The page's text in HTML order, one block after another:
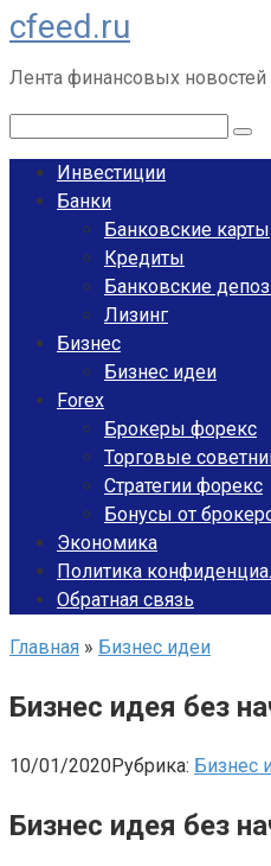
Перейти
к
контенту
cfeed.ru
Лента финансовых новостей
Инвестиции
Банки
Банковские карты
Кредиты
Банковские
Лизинг
Бизнес
Бизнес идеи
Forex
Брокеры форекс
Торговые
Стратегии форекс
Бонусы от
Экономика
Политика
Обратная связь
Главная » Бизнес идеи
Бизнес идея без
10/01/2020Рубрика: Бизнес
Бизнес идея без